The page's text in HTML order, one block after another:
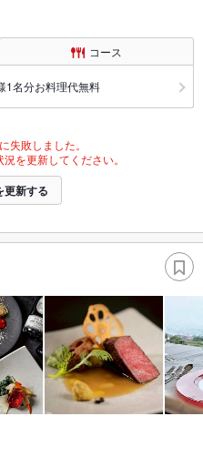
コース
1名分お料理代無料
失敗しました。
を更新してください。
更新する